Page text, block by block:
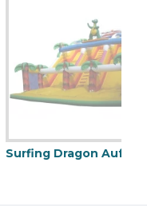
Surfing Dragon Aufblasbare Rutsche